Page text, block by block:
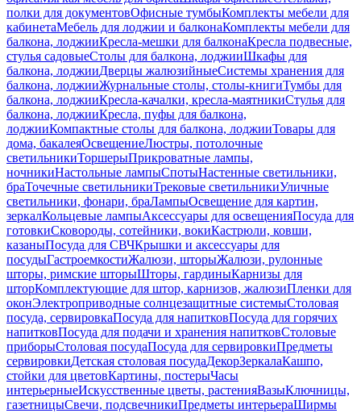
полки для документовОфисные тумбыКомплекты мебели для
кабинетаМебель для лоджии и балконаКомплекты мебели для
балкона, лоджииКресла-мешки для балконаКресла подвесные,
стулья садовыеСтолы для балкона, лоджииШкафы для
балкона, лоджииДверцы жалюзийныеСистемы хранения для
балкона, лоджииЖурнальные столы, столы-книгиТумбы для
балкона, лоджииКресла-качалки, кресла-маятникиСтулья для
балкона, лоджииКресла, пуфы для балкона,
лоджииКомпактные столы для балкона, лоджииТовары для
дома, бакалеяОсвещениеЛюстры, потолочные
светильникиТоршерыПрикроватные лампы,
ночникиНастольные лампыСпотыНастенные светильники,
браТочечные светильникиТрековые светильникиУличные
светильники, фонари, браЛампыОсвещение для картин,
зеркалКольцевые лампыАксессуары для освещенияПосуда для
готовкиСковороды, сотейники, вокиКастрюли, ковши,
казаныПосуда для СВЧКрышки и аксессуары для
посудыГастроемкостиЖалюзи, шторыЖалюзи, рулонные
шторы, римские шторыШторы, гардиныКарнизы для
шторКомплектующие для штор, карнизов, жалюзиПленки для
оконЭлектроприводные солнцезащитные системыСтоловая
посуда, сервировкаПосуда для напитковПосуда для горячих
напитковПосуда для подачи и хранения напитковСтоловые
приборыСтоловая посудаПосуда для сервировкиПредметы
сервировкиДетская столовая посудаДекорЗеркалаКашпо,
стойки для цветовКартины, постерыЧасы
интерьерныеИскусственные цветы, растенияВазыКлючницы,
газетницыСвечи, подсвечникиПредметы интерьераШирмы